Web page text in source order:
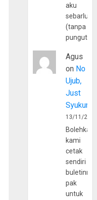
aku
(tanpa
Agus
on No
Ujub,
Just
Syukur
13/11/
Bolehkah
kami
cetak
sendiri
pak
untuk